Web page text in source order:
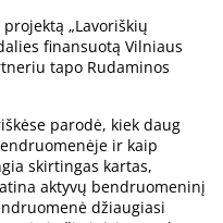
„Lavoriškių
finansuotą Vilniaus
tapo Rudaminos
parodė, kiek daug
ir kaip
skirtingas kartas,
aktyvų bendruomeninį
džiaugiasi